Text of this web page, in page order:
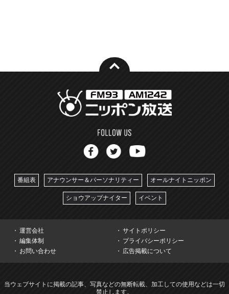
番組表 アナウンサー＆パーソナリティー オールナイトニッポン
ショウアップナイター イベント
運営会社
サイトポリシー
編集体制
プライバシーポリシー
お問い合わせ
広告掲載について
当ウェブサイトに掲載の記事、写真などの無断転載、加工しての使用などは一切
禁止します。